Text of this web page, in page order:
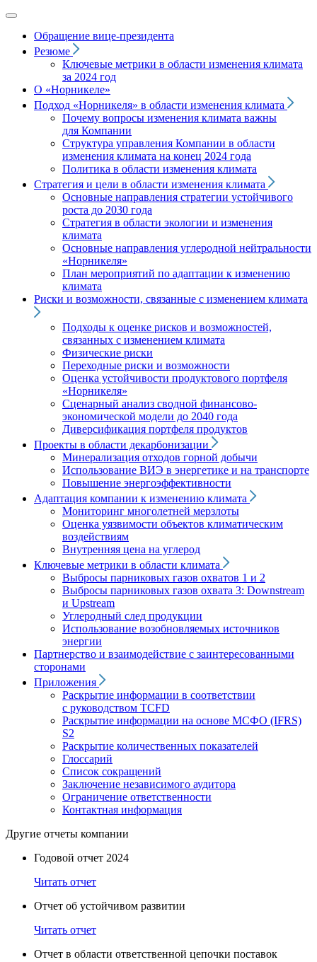
Обращение вице‑президента
Резюме
Ключевые метрики в области изменения климата
за 2024 год
О «Норникеле»
Подход «Норникеля» в области изменения климата
Почему вопросы изменения климата важны
для Компании
Структура управления Компании в области
изменения климата на конец 2024 года
Политика в области изменения климата
Стратегия и цели в области изменения климата
Основные направления стратегии устойчивого
роста до 2030 года
Стратегия в области экологии и изменения
климата
Основные направления углеродной нейтральности
«Норникеля»
План мероприятий по адаптации к изменению
климата
Риски и возможности, связанные с изменением климата
Подходы к оценке рисков и возможностей,
связанных с изменением климата
Физические риски
Переходные риски и возможности
Оценка устойчивости продуктового портфеля
«Норникеля»
Сценарный анализ сводной финансово-
экономической модели до 2040 года
Диверсификация портфеля продуктов
Проекты в области декарбонизации
Минерализация отходов горной добычи
Использование ВИЭ в энергетике и на транспорте
Повышение энергоэффективности
Адаптация компании к изменению климата
Мониторинг многолетней мерзлоты
Оценка уязвимости объектов климатическим
воздействиям
Внутренняя цена на углерод
Ключевые метрики в области климата
Выбросы парниковых газов охватов 1 и 2
Выбросы парниковых газов охвата 3: Downstream
и Upstream
Углеродный след продукции
Использование возобновляемых источников
энергии
Партнерство и взаимодействие с заинтересованными
сторонами
Приложения
Раскрытие информации в соответствии
с руководством TCFD
Раскрытие информации на основе МСФО (IFRS)
S2
Раскрытие количественных показателей
Глоссарий
Список сокращений
Заключение независимого аудитора
Ограничение ответственности
Контактная информация
Другие отчеты компании
Годовой отчет 2024
Читать отчет
Отчет об устойчивом развитии
Читать отчет
Отчет в области ответственной цепочки поставок